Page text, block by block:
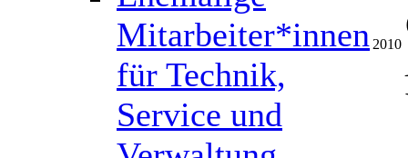
Mitarbeiter*innen
für Technik,
Service und
2010